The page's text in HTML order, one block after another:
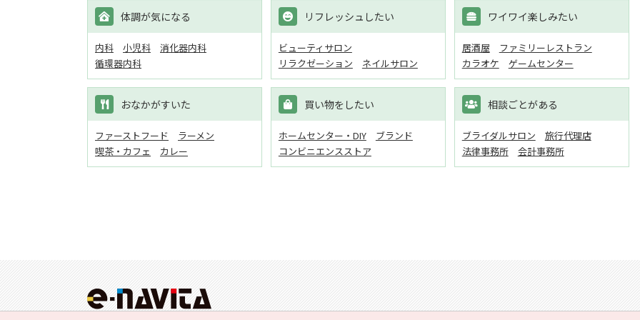
体調が気になる
内科 小児科
消化器内科
循環器内科
リフレッシュしたい
ビューティサロン
リラクゼーション
ネイルサロン
ワイワイ楽しみたい
居酒屋
ファミリーレストラン
カラオケ
ゲームセンター
おなかがすいた
ファーストフード
ラーメン
喫茶・カフェ
カレー
買い物をしたい
ホームセンター・DIY
ブランド
コンビニエンスストア
相談ごとがある
ブライダルサロン
旅行代理店
法律事務所
会計事務所